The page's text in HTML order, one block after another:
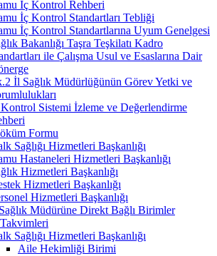
İç Kontrol Rehberi
İç Kontrol Standartları Tebliği
İç Kontrol Standartlarına Uyum Genelgesi
Bakanlığı Taşra Teşkilatı Kadro
ile Çalışma Usul ve Esaslarına Dair
İl Sağlık Müdürlüğünün Görev Yetki ve
Sistemi İzleme ve Değerlendirme
Formu
Sağlığı Hizmetleri Başkanlığı
Hastaneleri Hizmetleri Başkanlığı
Hizmetleri Başkanlığı
Hizmetleri Başkanlığı
Hizmetleri Başkanlığı
Müdürüne Direkt Bağlı Birimler
Sağlığı Hizmetleri Başkanlığı
Aile Hekimliği Birimi